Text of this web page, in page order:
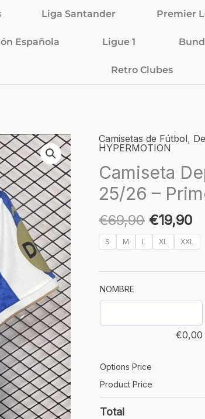
Liga Santander Premier
Española Ligue 1
Retro Clubes
Camisetas de Fútbol,
HYPERMOTION
Camiseta
25/26 –
€69,90
El
precio
original
era:
€69,90.
€19,90
El
S M L XL XXL
NOMBRE
€0,00
Options Price
Product Price
Total
Camiseta
de
La
Coruña
25/26
-
Primera